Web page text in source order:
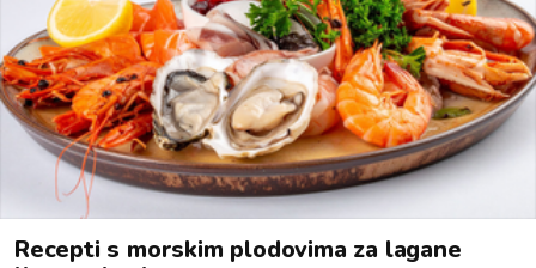
Recepti s morskim plodovima za lagane